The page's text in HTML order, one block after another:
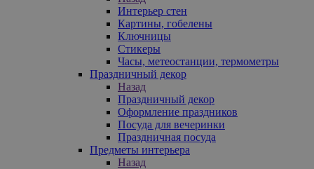
Интерьер стен
Картины, гобелены
Ключницы
Стикеры
Часы, метеостанции, термометры
Праздничный декор
Назад
Праздничный декор
Оформление праздников
Посуда для вечеринки
Праздничная посуда
Предметы интерьера
Назад